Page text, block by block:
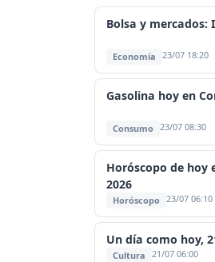
Bolsa y mercados:
Economía 23/07 18:20
Gasolina hoy en
Consumo 23/07 08:30
Horóscopo de hoy
2026
Horóscopo 23/07 06:10
Un día como hoy,
Cultura 21/07 06:00